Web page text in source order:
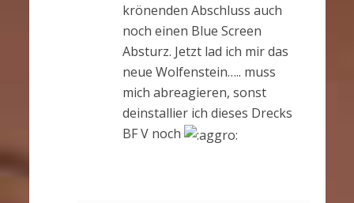
krönenden Abschluss auch
noch einen Blue Screen
Absturz. Jetzt lad ich mir das
neue Wolfenstein….. muss
mich abreagieren, sonst
deinstallier ich dieses Drecks
BF V noch